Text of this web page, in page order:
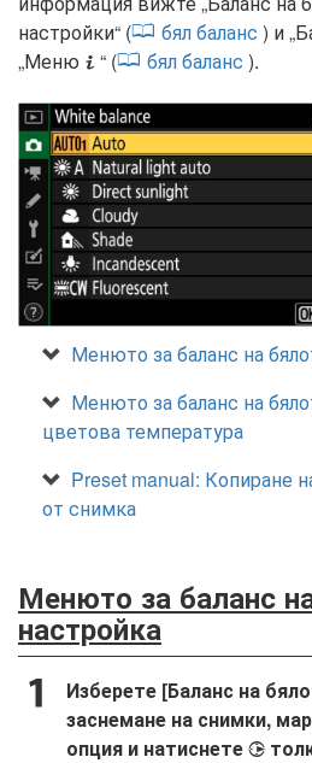
настройки“ (
бял баланс ) и
„Меню i “ ( бял баланс ).
Менюто за баланс на
Менюто за баланс на
цветова температура
Preset manual: Копиране
от снимка
Менюто за баланс
настройка
Изберете [Баланс на
заснемане на снимки,
опция и натиснете 2